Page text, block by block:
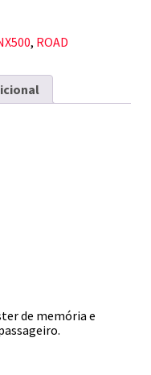
, ROAD
de memória e